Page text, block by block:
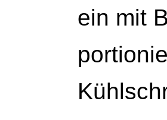
ein mit